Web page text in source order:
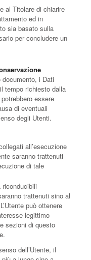
al Titolare di chiarire
ed in
sia basato sulla
per concludere un
i Dati
tempo richiesto dalla
essere
di eventuali
degli Utenti.
all’esecuzione
saranno trattenuti
di tale
trattenuti sino al
può ottenere
legittimo
sezioni di questo
dell’Utente, il